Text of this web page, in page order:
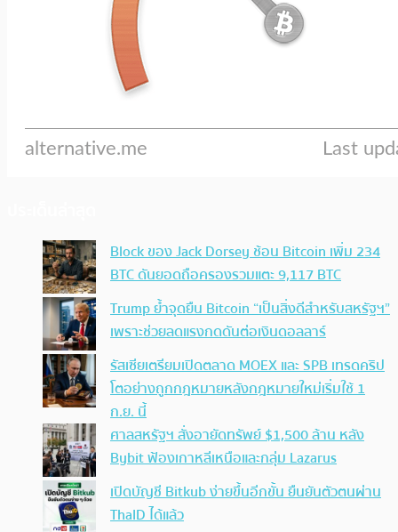
Block ของ Jack Dorsey ช้อน Bitcoin เพิ่ม 234
BTC ดันยอดถือครองรวมแตะ 9,117 BTC
Trump ย้ำจุดยืน Bitcoin “เป็นสิ่งดีสำหรับสหรัฐฯ”
เพราะช่วยลดแรงกดดันต่อเงินดอลลาร์
รัสเซียเตรียมเปิดตลาด MOEX และ SPB เทรดคริป
โตอย่างถูกกฎหมายหลังกฎหมายใหม่เริ่มใช้ 1
ก.ย. นี้
ศาลสหรัฐฯ สั่งอายัดทรัพย์ $1,500 ล้าน หลัง
Bybit ฟ้องเกาหลีเหนือและกลุ่ม Lazarus
เปิดบัญชี Bitkub ง่ายขึ้นอีกขั้น ยืนยันตัวตนผ่าน
ThaID ได้แล้ว